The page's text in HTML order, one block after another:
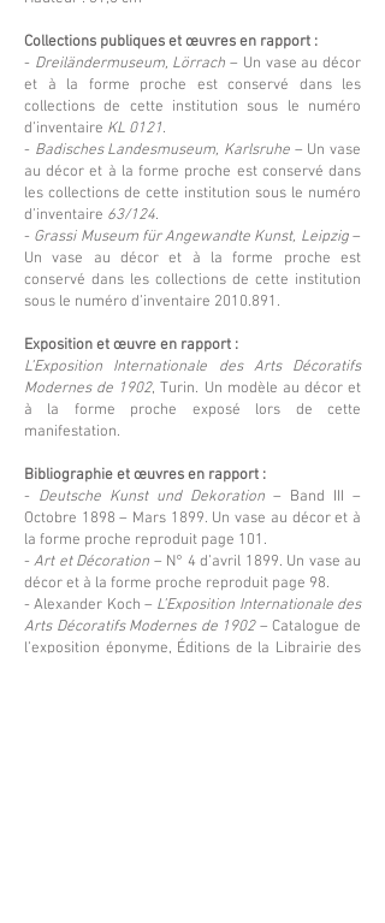
Collections publiques et œuvres en rapport :
- Dreiländermuseum, Lörrach – Un vase au décor
et à la forme proche est conservé dans les
collections de cette institution sous le numéro
d’inventaire KL 0121.
- Badisches Landesmuseum, Karlsruhe – Un vase
au décor et à la forme proche est conservé dans
les collections de cette institution sous le numéro
d’inventaire 63/124.
- Grassi Museum für Angewandte Kunst, Leipzig–
Un vase au décor et à la forme proche est
conservé dans les collections de cette institution
sous le numéro d’inventaire 2010.891 .
Exposition et œuvre en rapport :
L’Exposition Internationale des Arts Décoratifs
Modernes de 1902, Turin. Un modèle au décor et
à la forme proche exposé lors de cette
manifestation.
Bibliographie et œuvres en rapport :
- Deutsche Kunst und Dekoration – Band III –
Octobre 1898 – Mars 1899. Un vase au décor et à
la forme proche reproduit page 101.
- Art et Décoration – N° 4 d’avril 1899. Un vase au
décor et à la forme proche reproduit page 98.
- Alexander Koch – L’Exposition Internationale des
Arts Décoratifs Modernes de 1902– Catalogue de
l’exposition éponyme, Éditions de la Librairie des